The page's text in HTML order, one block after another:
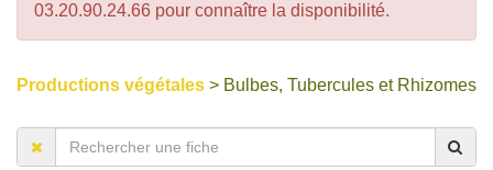
03.20.90.24.66 pour connaître la disponibilité.
Productions végétales > Bulbes, Tubercules et Rhizomes